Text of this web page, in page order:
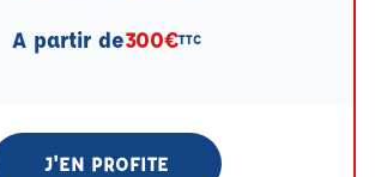
A partir de300€TTC
J'EN PROFITE